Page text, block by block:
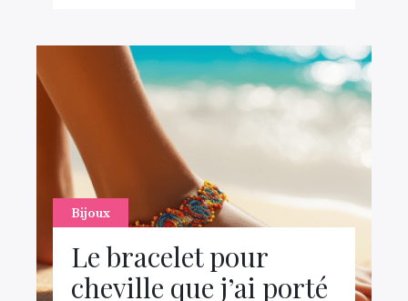
Bijoux
Le bracelet pour
cheville que j’ai porté